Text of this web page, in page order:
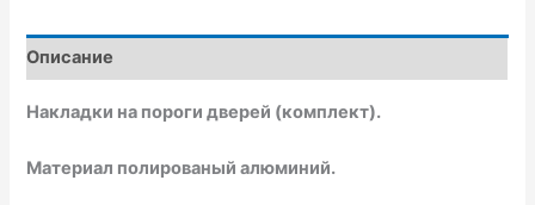
o
o
k
a
p
o
e
Описание
Накладки на пороги дверей (комплект).
Материал полированый алюминий.